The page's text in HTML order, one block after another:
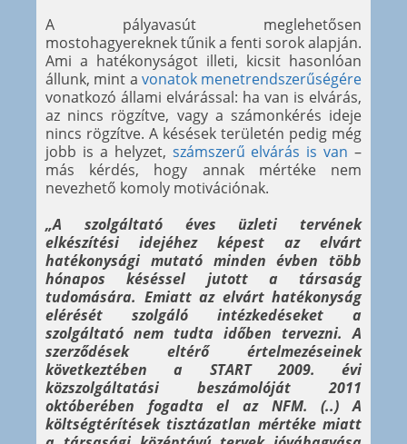
A pályavasút meglehetősen
mostohagyereknek tűnik a fenti sorok alapján.
Ami a hatékonyságot illeti, kicsit hasonlóan
állunk, mint a vonatok menetrendszerűségére
vonatkozó állami elvárással: ha van is elvárás,
az nincs rögzítve, vagy a számonkérés ideje
nincs rögzítve. A késések területén pedig még
jobb is a helyzet, számszerű elvárás is van –
más kérdés, hogy annak mértéke nem
nevezhető komoly motivációnak.
„A szolgáltató éves üzleti tervének
elkészítési idejéhez képest az elvárt
hatékonysági mutató minden évben több
hónapos késéssel jutott a társaság
tudomására. Emiatt az elvárt hatékonyság
elérését szolgáló intézkedéseket a
szolgáltató nem tudta időben tervezni. A
szerződések eltérő értelmezéseinek
következtében a START 2009. évi
közszolgáltatási beszámolóját 2011
októberében fogadta el az NFM. (..) A
költségtérítések tisztázatlan mértéke miatt